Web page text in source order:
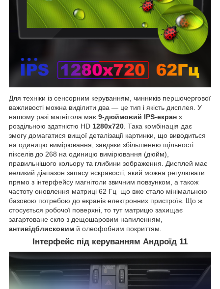
Для техніки із сенсорним керуванням, чинників першочергової
важливості можна виділити два — це тип і якість дисплея. У
нашому разі магнітола має 9-дюймовий IPS-екран з
роздільною здатністю HD 1280х720 . Така комбінація дає
змогу домагатися вищої деталізації картинки, що виводиться
на одиницю вимірювання, завдяки збільшенню щільності
пікселів до 268 на одиницю вимірювання (дюйм),
правильнішого кольору та глибини зображення. Дисплей має
великий діапазон запасу яскравості, який можна регулювати
прямо з інтерфейсу магнітоли звичним повзунком, а також
частоту оновлення матриці 62 Гц що вже стало мінімальною
базовою потребою до екранів електронних пристроїв. Що ж
стосується робочої поверхні, то тут матрицю захищає
загартоване скло з дещошаровим напиленням,
антивідблисковим й олеофобним покриттям.
Інтерфейс під керуванням Андроїд 11